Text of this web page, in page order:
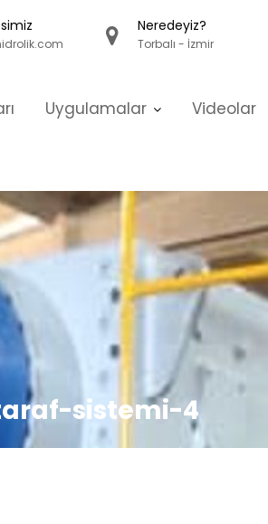
Neredeyiz?
Torbalı - İzmir
Uygulamalar Videolar
sistemi-4